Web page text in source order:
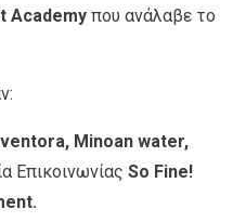
Academy που ανάλαβε το
Minoan water,
Επικοινωνίας So Fine!